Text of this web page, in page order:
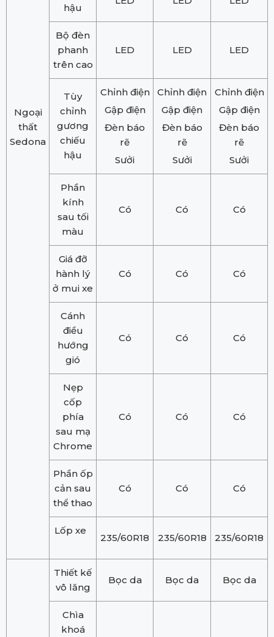
Ngoại
thất
Sedona
hậu
Bộ đèn
phanh
trên cao
LED LED LED
Tùy
chỉnh
gương
chiếu
hậu
Chỉnh điện
Gập điện
Đèn báo
rẽ
Sưởi
Chỉnh điện
Gập điện
Đèn báo
rẽ
Sưởi
Chỉnh điện
Gập điện
Đèn báo
rẽ
Sưởi
Phần
kính
sau tối
màu
Có Có Có
Giá đỡ
hành lý
ở mui xe
Có Có Có
Cánh
điều
hướng
gió
Có Có Có
Nẹp
cốp
phía
sau mạ
Chrome
Có Có Có
Phần ốp
cản sau
thể thao
Có Có Có
Lốp xe
235/60R18 235/60R18 235/60R18
Thiết kế
vô lăng
Bọc da Bọc da Bọc da
Chìa
khoá